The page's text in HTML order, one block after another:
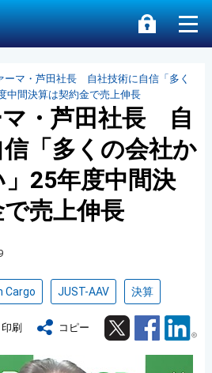
ーマ・芦田社長 自社技術に自信「多く
中間決算は契約金で売上伸長
マ・芦田社長 自
「多くの会社か
25年度中間決
売上伸長
Cargo JUST-AAV 決算
印刷 コピー Twitter Facebook